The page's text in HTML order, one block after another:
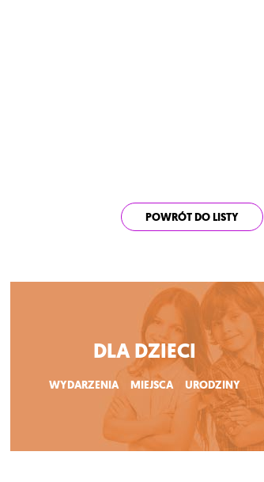
POWRÓT DO LISTY
DLA DZIECI
WYDARZENIA MIEJSCA URODZINY